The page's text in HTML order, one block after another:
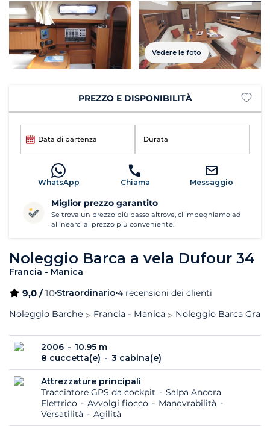
Vedere le foto
Noleggio Barca a vela Dufour 34
Francia - Manica
9,0 /10 Straordinario 4 recensioni dei clienti
Noleggio Barche
Francia - Manica Noleggio Barca
2006
10.95 m
8 cuccetta(e)
3 cabina(e)
Attrezzature principali
Tracciatore GPS da cockpit
Salpa Ancora
Elettrico
Avvolgi fiocco
Manovrabilità
Versatilità
Agilità
PREZZO E DISPONIBILITÀ
Data di partenza Durata
WhatsApp Chiama Messaggio
Miglior prezzo garantito
Se trova un prezzo più basso altrove, ci impegniamo ad
allinearci al prezzo più conveniente.